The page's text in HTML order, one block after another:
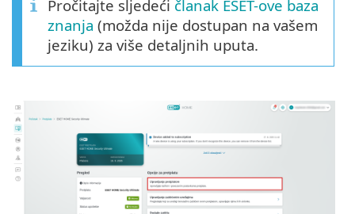
Pročitajte sljedeći članak ESET-ove baza
znanja (možda nije dostupan na vašem
jeziku) za više detaljnih uputa.